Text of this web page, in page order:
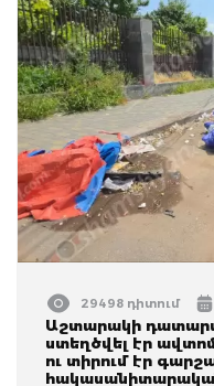
29498 դիտում
Աշտարակի
ստեղծվել էր
ու տիրում էր